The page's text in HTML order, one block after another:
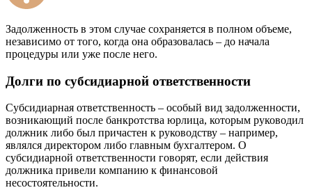
Задолженность в этом случае сохраняется в полном объеме,
независимо от того, когда она образовалась – до начала
процедуры или уже после него.
Долги по субсидиарной ответственности
Субсидиарная ответственность – особый вид задолженности,
возникающий после банкротства юрлица, которым руководил
должник либо был причастен к руководству – например,
являлся директором либо главным бухгалтером. О
субсидиарной ответственности говорят, если действия
должника привели компанию к финансовой
несостоятельности.